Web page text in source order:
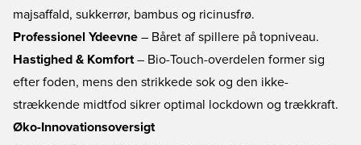
majsaffald, sukkerrør, bambus og ricinusfrø.
Professionel Ydeevne – Båret af spillere på topniveau.
Hastighed & Komfort – Bio-Touch-overdelen former sig
efter foden, mens den strikkede sok og den ikke-
strækkende midtfod sikrer optimal lockdown og trækkraft.
Øko-Innovationsoversigt